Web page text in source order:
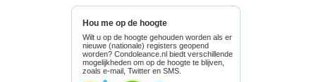
Hou me op de hoogte
Wilt u op de hoogte gehouden worden als er
nieuwe (nationale) registers geopend
worden? Condoleance.nl biedt verschillende
mogelijkheden om op de hoogte te blijven,
zoals e-mail, Twitter en SMS.